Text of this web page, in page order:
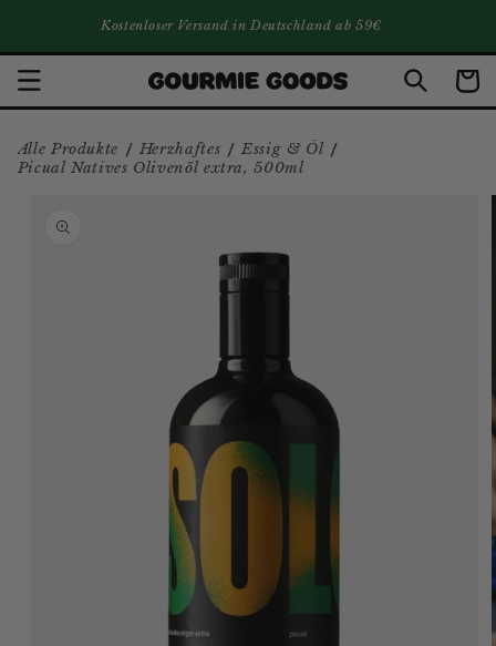
DIREKT ZUM INHALT
Kostenloser Versand in Deutschland ab 59€
Alle Produkte / Herzhaftes /Essig & Öl /
Picual Natives Olivenöl extra, 500ml
SPRINGEN